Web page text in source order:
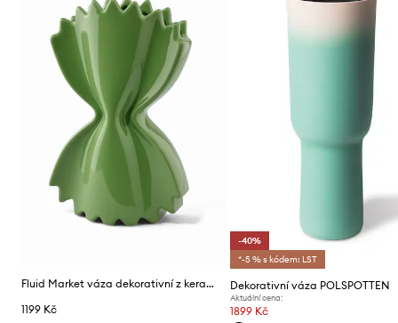
Fluid Market váza dekorativní z keramiky 50 x 260 x 160 cm
1199 Kč
-40%
*-5 % s kódem: LST
Dekorativní váza POLSPOTTEN
Aktuální cena:
1899 Kč